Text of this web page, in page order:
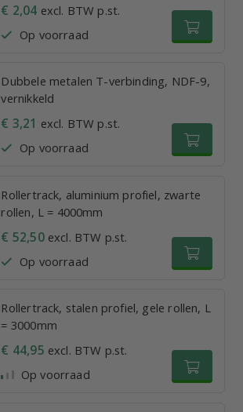
€ 2,04 excl. BTW p.st.
Op voorraad
Dubbele metalen T-verbinding, NDF-9,
vernikkeld
€ 3,21 excl. BTW p.st.
Op voorraad
Rollertrack, aluminium profiel, zwarte
rollen, L = 4000mm
€ 52,50excl. BTW p.st.
Op voorraad
Rollertrack, stalen profiel, gele rollen, L
= 3000mm
€ 44,95 excl. BTW p.st.
Op voorraad